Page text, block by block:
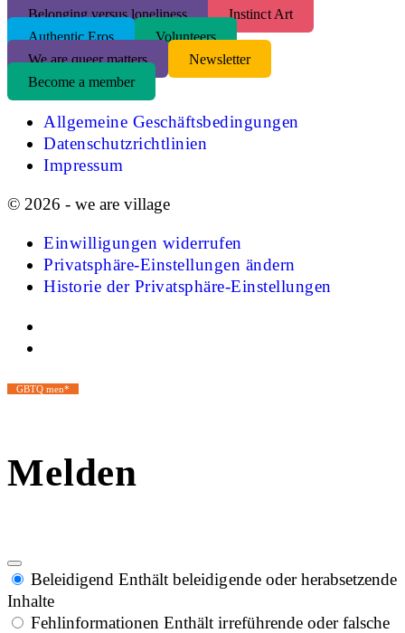
Belonging versus loneliness
Instinct Art
Authentic Eros
Volunteers
We are queer matters
Newsletter
Become a member
Allgemeine Geschäftsbedingungen
Datenschutzrichtlinien
Impressum
© 2026 - we are village
Einwilligungen widerrufen
Privatsphäre-Einstellungen ändern
Historie der Privatsphäre-Einstellungen
GBTQ men*
Melden
Beleidigend Enthält beleidigende oder herabsetzende
Inhalte
Fehlinformationen Enthält irreführende oder falsche